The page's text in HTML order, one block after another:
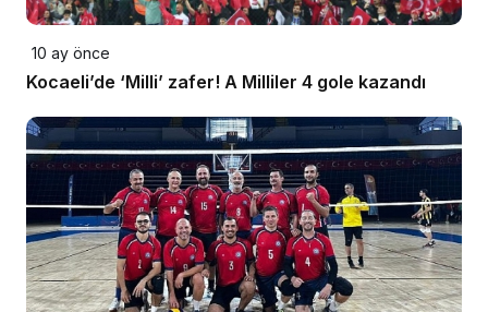
10 ay önce
Kocaeli’de ‘Milli’ zafer! A Milliler 4 gole kazandı